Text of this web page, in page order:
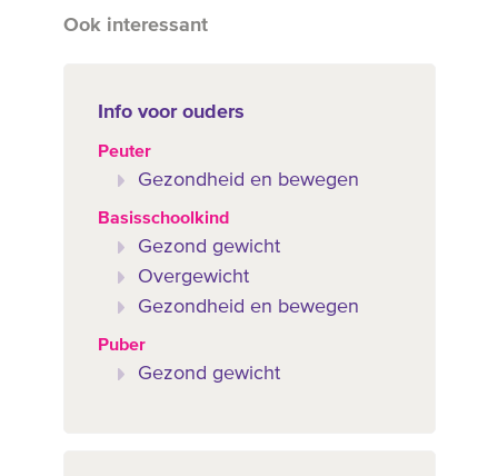
Ook interessant
Info voor ouders
Peuter
Gezondheid en bewegen
Basisschoolkind
Gezond gewicht
Overgewicht
Gezondheid en bewegen
Puber
Gezond gewicht